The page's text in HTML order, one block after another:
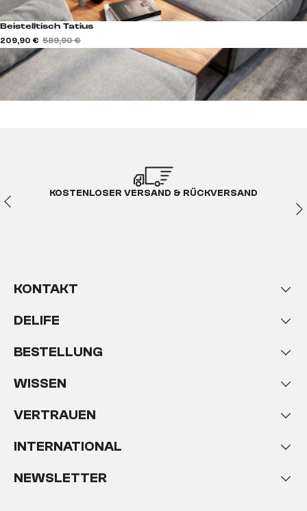
Beistelltisch Tatius
209,90 € 589,90 €
KOSTENLOSER VERSAND & RÜCKVERSAND
KONTAKT
DELIFE
BESTELLUNG
WISSEN
VERTRAUEN
INTERNATIONAL
NEWSLETTER